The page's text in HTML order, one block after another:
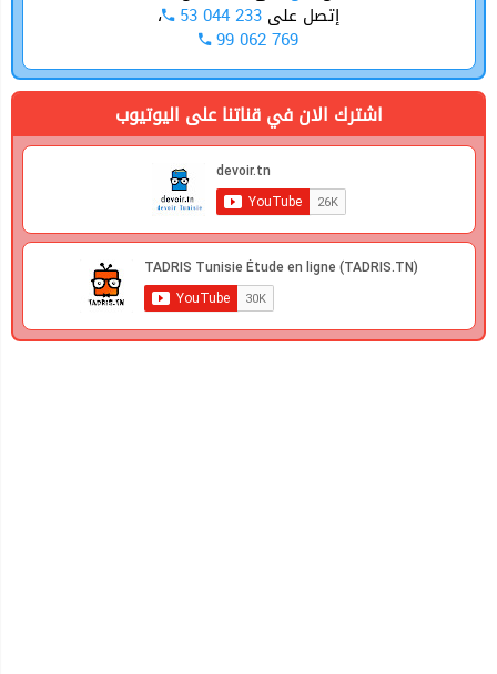
إتصل على 53 044 233 ،
99 062 769
اشترك الان في قناتنا على اليوتيوب